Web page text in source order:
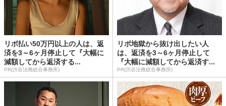
リボ払い50万円以上の人は、返
済を3～6ヶ月停止して『大幅に
減額してから返済する...
PR(渋谷法務総合事務所)
リボ地獄から抜け出したい人
は、返済を3～6ヶ月停止して
『大幅に減額してから返済す...
PR(渋谷法務総合事務所)